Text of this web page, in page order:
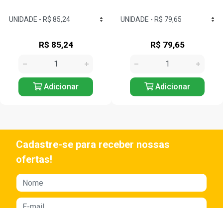
R$ 85,24
Adicionar
R$ 79,65
Adicionar
Cadastre-se para receber nossas
ofertas!